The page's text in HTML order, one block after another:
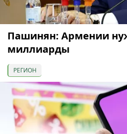
Пашинян: Армении
миллиарды
РЕГИОН